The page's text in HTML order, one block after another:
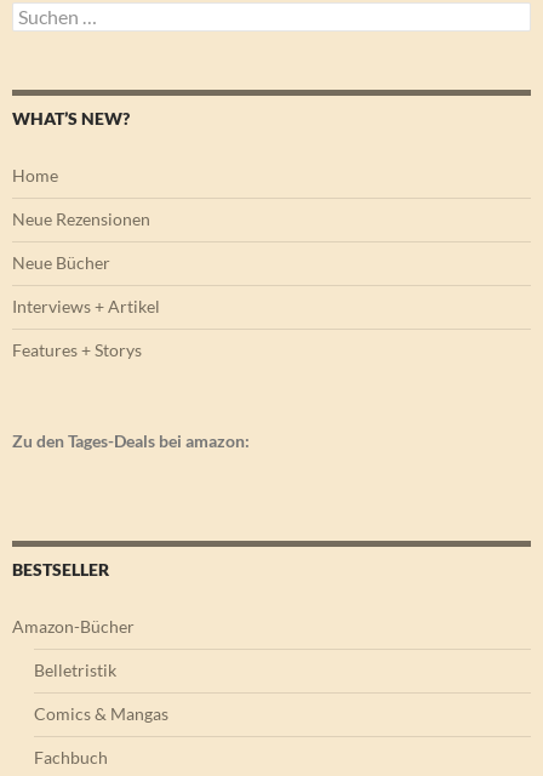
Suchen
nach:
WHAT’S NEW?
Home
Neue Rezensionen
Neue Bücher
Interviews + Artikel
Features + Storys
Zu den Tages-Deals bei amazon:
BESTSELLER
Amazon-Bücher
Belletristik
Comics & Mangas
Fachbuch